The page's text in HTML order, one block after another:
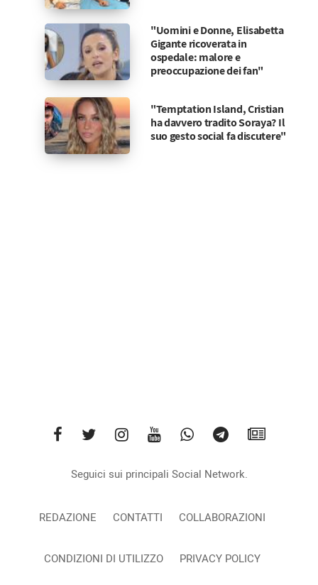
"Uomini e Donne, Elisabetta
Gigante ricoverata in
ospedale: malore e
preoccupazione dei fan"
"Temptation Island, Cristian
ha davvero tradito Soraya? Il
suo gesto social fa discutere"
Seguici sui principali Social Network.
REDAZIONE CONTATTI COLLABORAZIONI
CONDIZIONI DI UTILIZZO PRIVACY POLICY